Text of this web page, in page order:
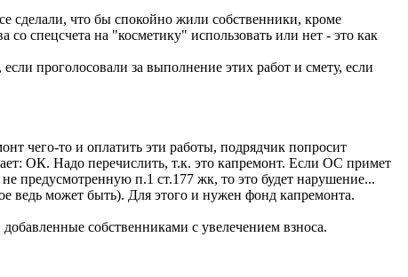
сделали, что бы спокойно жили собственники, кроме
спецсчета на "косметику" использовать или нет - это как
проголосовали за выполнение этих работ и смету, если
чего-то и оплатить эти работы, подрядчик попросит
ОК. Надо перечислить, т.к. это капремонт. Если ОС примет
предусмотренную п.1 ст.177 жк, то это будет нарушение...
ведь может быть). Для этого и нужен фонд капремонта.
собственниками с увелечением взноса.